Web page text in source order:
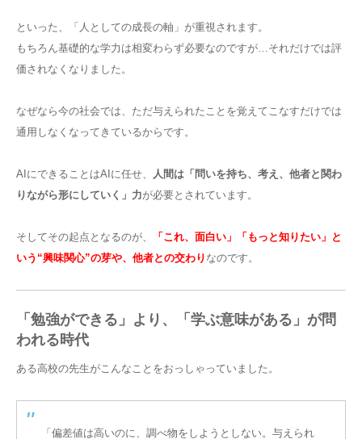
といった、「人としての成長の軸」が重視されます。
もちろん基礎的な学力は相変わらず必要なのですが…それだけでは評
価されなくなりました。
なぜなら今の社会では、ただ与えられたことを覚えてこなすだけでは
通用しなくなってきているからです。
AIにできることはAIに任せ、
人間は「問いを持ち、考え、他者と関わ
りながら形にしていく」力が必要とされています。
そしてその起点となるのが、
「これ、面白い」「もっと知りたい」と
いう“興味関心”の芽や、他者との交わり なのです。
「勉強ができる」より、「学ぶ意味がある」が問
われる時代
ある高校の先生がこんなことをおっしゃっていました。
「偏差値は高いのに、調べ物をしようとしない。与えられ